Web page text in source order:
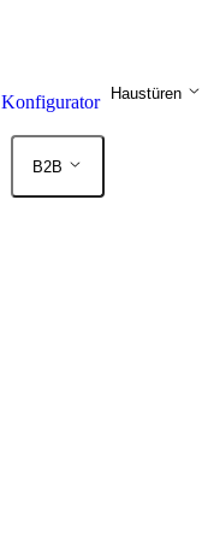
Konfigurator Haustüren
B2B